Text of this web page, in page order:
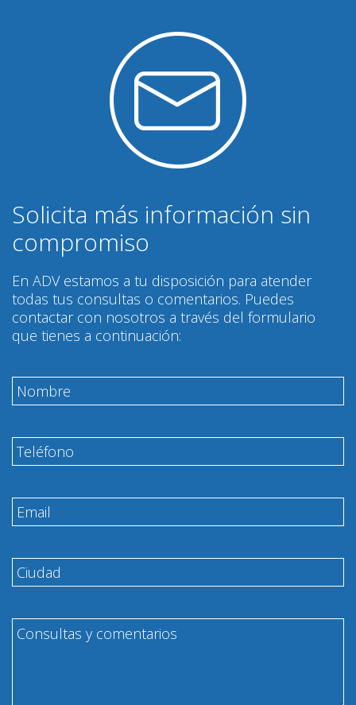
Solicita más información sin
compromiso
En ADV estamos a tu disposición para atender
todas tus consultas o comentarios. Puedes
contactar con nosotros a través del formulario
que tienes a continuación: